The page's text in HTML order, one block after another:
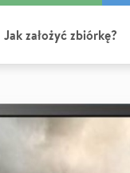
Jak założyć zbiórkę?